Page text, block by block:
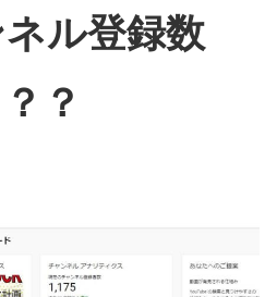
ル登録数
？